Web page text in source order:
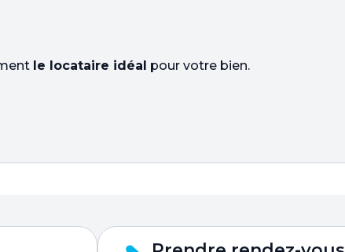
le locataire idéal pour votre bien.